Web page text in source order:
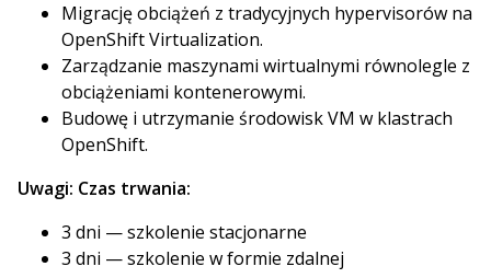
Migrację obciążeń z tradycyjnych hypervisorów na
OpenShift Virtualization.
Zarządzanie maszynami wirtualnymi równolegle z
obciążeniami kontenerowymi.
Budowę i utrzymanie środowisk VM w klastrach
OpenShift.
Uwagi: Czas trwania:
3 dni — szkolenie stacjonarne
3 dni — szkolenie w formie zdalnej